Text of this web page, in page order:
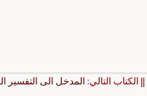
|| الكتاب التالي: المدخل الى